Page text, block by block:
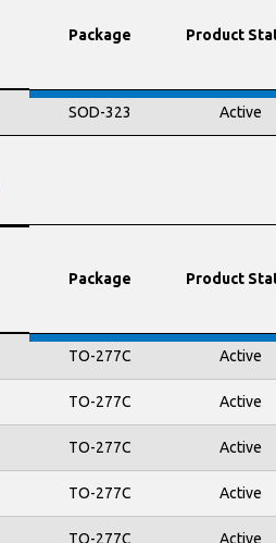
Package Product
SOD-323 Active
Package Product
TO-277C Active
TO-277C Active
TO-277C Active
TO-277C Active
TO-277C Active